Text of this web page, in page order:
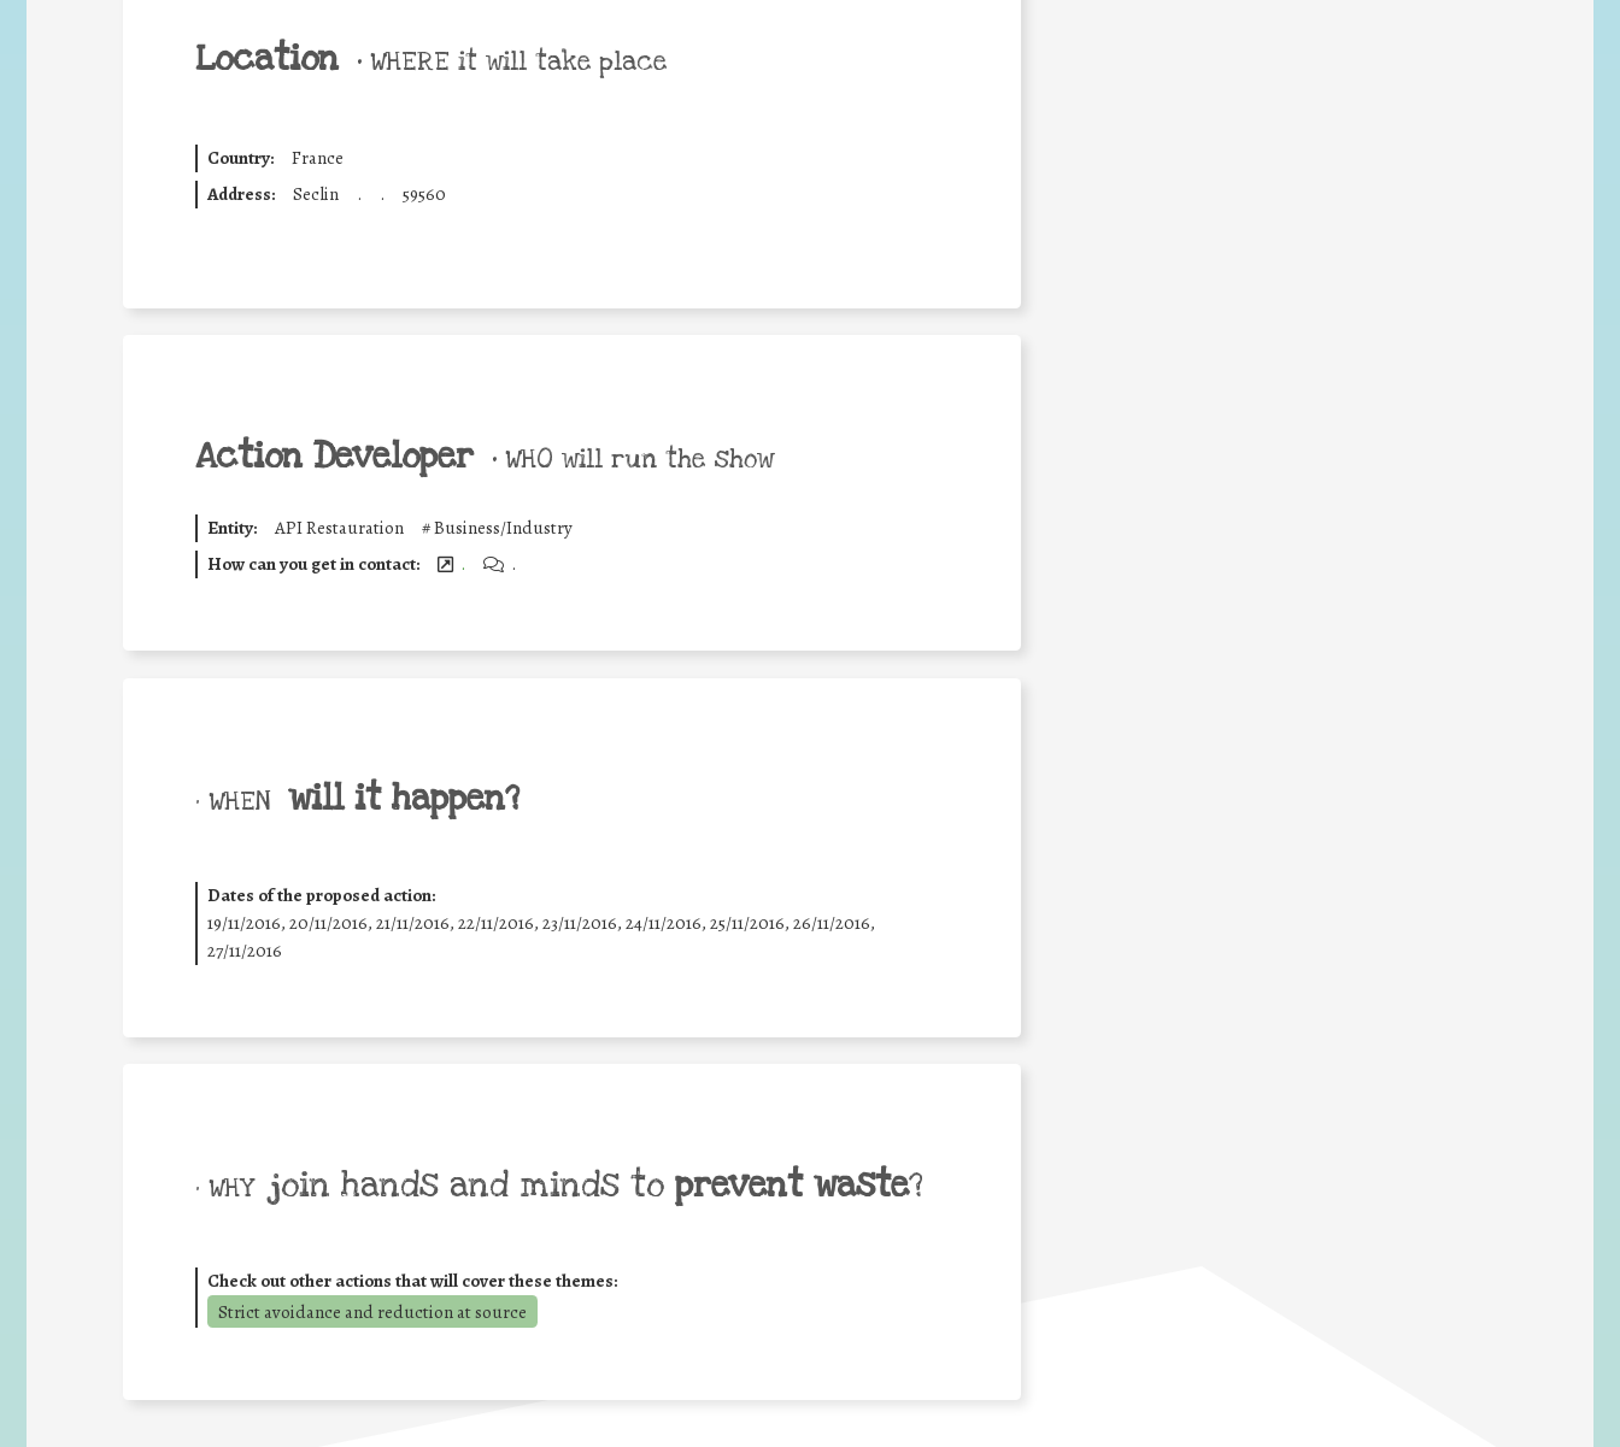
Location • WHERE it will take place
Country:
France
Address:
Seclin . . 59560
Action Developer • WHO will run the show
Entity: API Restauration #Business/Industry
How can you get in contact:
. .
• WHEN will it happen?
Dates of the proposed action:
19/11/2016, 20/11/2016, 21/11/2016, 22/11/2016, 23/11/2016, 24/11/2016, 25/11/2016, 26/11/2016,
27/11/2016
• WHY join hands and minds to prevent waste?
Check out other actions that will cover these themes:
Strict avoidance and reduction at source